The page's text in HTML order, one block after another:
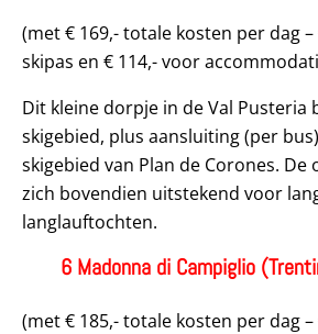
(met € 169,- totale kosten per dag
skipas en € 114,- voor
Dit kleine dorpje in de Val Pusteria
skigebied, plus aansluiting (per
skigebied van Plan de Corones. De
zich bovendien uitstekend voor
langlauftochten.
6 Madonna di Campiglio
(met € 185,- totale kosten per dag